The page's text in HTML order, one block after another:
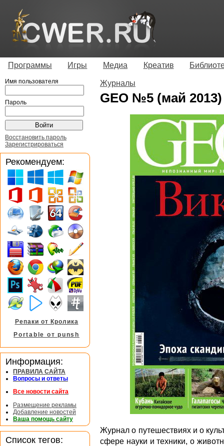
Программы Игры Медиа Креатив
Журналы
GEO №5 (май 2013)
Журнал о путешествиях и о
сфере науки и техники, о
Имя пользователя
Пароль
Восстановить пароль
Зарегистрироваться
Рекомендуем:
Репаки от Кролика
Portable от punsh
Информация:
ПРАВИЛА САЙТА
Вопросы и ответы
Все новости сайта
Размещение рекламы
Добавление новостей
Ваша помощь сайту
Список тегов: